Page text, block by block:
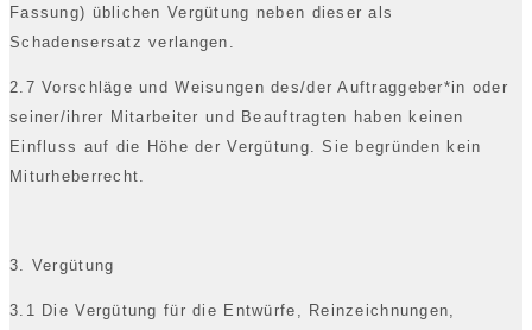
Fassung) üblichen Vergütung neben dieser als
Schadensersatz verlangen.
2.7 Vorschläge und Weisungen des/der Auftraggeber*in oder
seiner/ihrer Mitarbeiter und Beauftragten haben keinen
Einfluss auf die Höhe der Vergütung. Sie begründen kein
Miturheberrecht.
3. Vergütung
3.1 Die Vergütung für die Entwürfe, Reinzeichnungen,